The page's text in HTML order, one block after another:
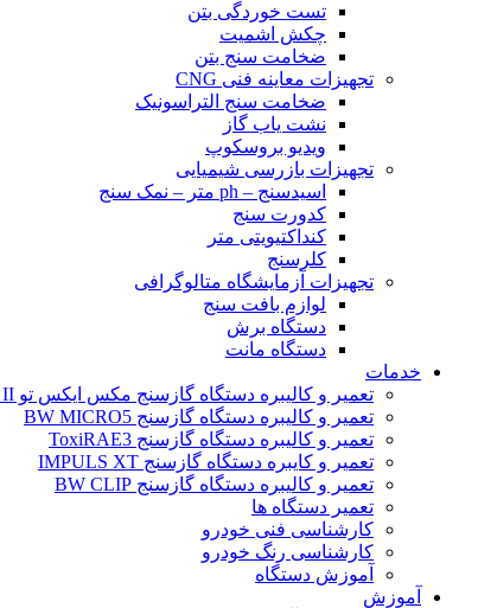
تست خوردگی بتن
چکش اشمیت
ضخامت سنج بتن
تجهیزات معاینه فنی CNG
ضخامت سنج التراسونیک
نشت یاب گاز
ویدیو بروسکوپ
تجهیزات بازرسی شیمیایی
اسیدسنج – ph متر – نمک سنج
کدورت سنج
کنداکتیویتی متر
کلرسنج
تجهیزات آزمایشگاه متالوگرافی
لوازم بافت سنج
دستگاه برش
دستگاه مانت
خدمات
تعمیر و کالیبره دستگاه گازسنج مکس ایکس تو BW MAX XT II
تعمیر و کالیبره دستگاه گازسنج BW MICRO5
تعمیر و کالیبره دستگاه گازسنج ToxiRAE3
تعمیر و کایبره دستگاه گازسنج IMPULS XT
تعمیر و کالیبره دستگاه گازسنج BW CLIP
تعمیر دستگاه ها
کارشناسی فنی خودرو
کارشناسی رنگ خودرو
آموزش دستگاه
آموزش